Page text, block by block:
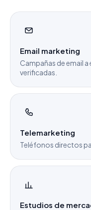
Email marketing
Campañas de email
verificadas.
Telemarketing
Teléfonos directos
Estudios de